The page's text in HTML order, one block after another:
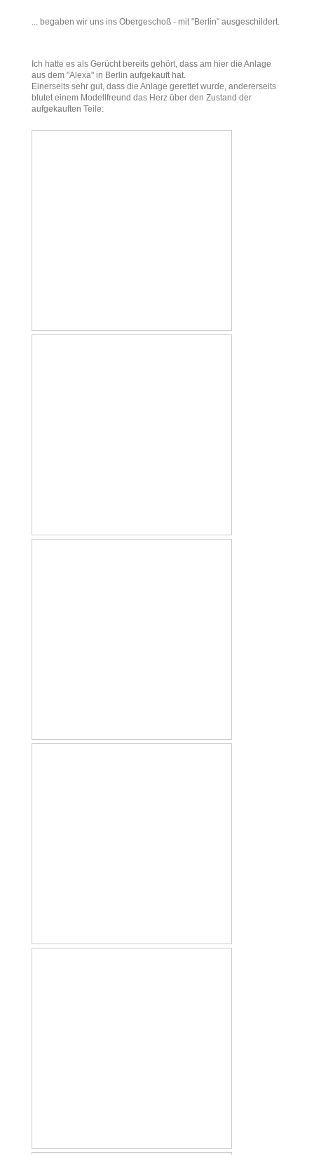
... begaben wir uns ins Obergeschoß - mit "Berlin" ausgeschildert.
Ich hatte es als Gerücht bereits gehört, dass am hier die Anlage
aus dem "Alexa" in Berlin aufgekauft hat.
Einerseits sehr gut, dass die Anlage gerettet wurde, andererseits
blutet einem Modellfreund das Herz über den Zustand der
aufgekauften Teile: